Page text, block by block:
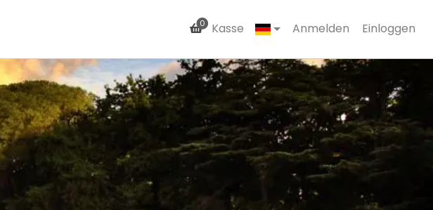
0 Kasse Anmelden Einloggen